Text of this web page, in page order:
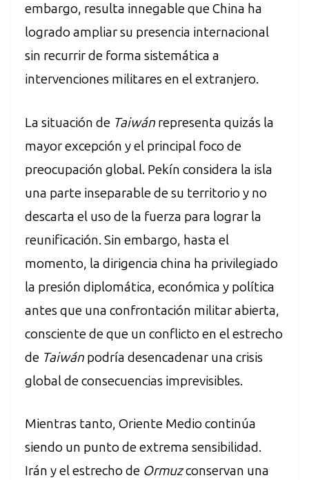
embargo, resulta innegable que China ha
logrado ampliar su presencia internacional
sin recurrir de forma sistemática a
intervenciones militares en el extranjero.
La situación de Taiwán representa quizás la
mayor excepción y el principal foco de
preocupación global. Pekín considera la isla
una parte inseparable de su territorio y no
descarta el uso de la fuerza para lograr la
reunificación. Sin embargo, hasta el
momento, la dirigencia china ha privilegiado
la presión diplomática, económica y política
antes que una confrontación militar abierta,
consciente de que un conflicto en el estrecho
de Taiwán podría desencadenar una crisis
global de consecuencias imprevisibles.
Mientras tanto, Oriente Medio continúa
siendo un punto de extrema sensibilidad.
Irán y el estrecho de Ormuzconservan una